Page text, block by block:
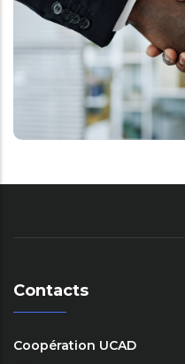
Contacts
Coopération UCAD